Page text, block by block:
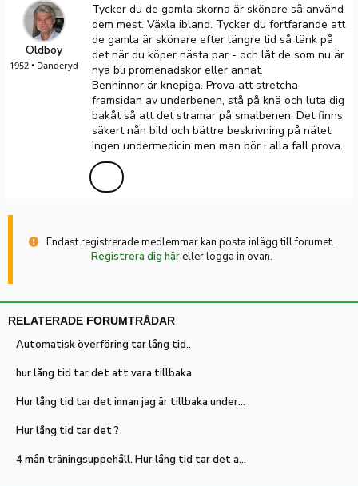
Oldboy
1952 • Danderyd
Tycker du de gamla skorna är skönare så använd
dem mest. Växla ibland. Tycker du fortfarande att
de gamla är skönare efter längre tid så tänk på
det när du köper nästa par - och låt de som nu är
nya bli promenadskor eller annat.
Benhinnor är knepiga. Prova att stretcha
framsidan av underbenen, stå på knä och luta dig
bakåt så att det stramar på smalbenen. Det finns
säkert nån bild och bättre beskrivning på nätet.
Ingen undermedicin men man bör i alla fall prova.
Endast registrerade medlemmar kan posta inlägg till forumet.
Registrera dig häreller logga in ovan.
RELATERADE FORUMTRÅDAR
Automatisk överföring tar lång tid..
hur lång tid tar det att vara tillbaka
Hur lång tid tar det innan jag är tillbaka under 4 min/km efter några veckors vila?
Hur lång tid tar det ?
4 mån träningsuppehåll. Hur lång tid tar det att komma tillbaka?